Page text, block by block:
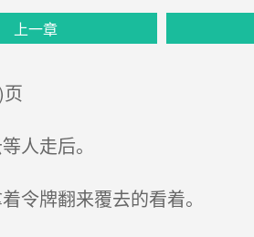
上一章
人走后。
令牌翻来覆去的看着。